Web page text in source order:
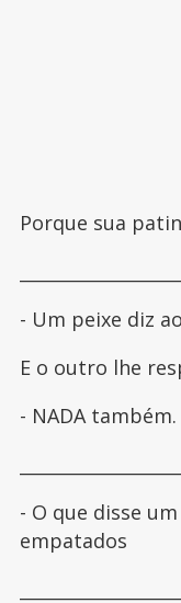
Porque sua
- Um peixe diz
E o outro lhe
- NADA também.
- O que disse
empatados